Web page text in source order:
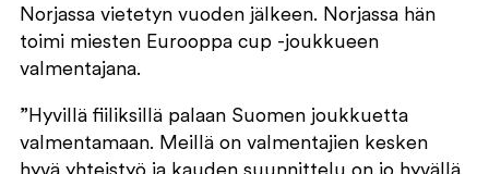
Norjassa vietetyn vuoden jälkeen. Norjassa hän
toimi miesten Eurooppa cup -joukkueen
valmentajana.
”Hyvillä fiiliksillä palaan Suomen joukkuetta
valmentamaan. Meillä on valmentajien kesken